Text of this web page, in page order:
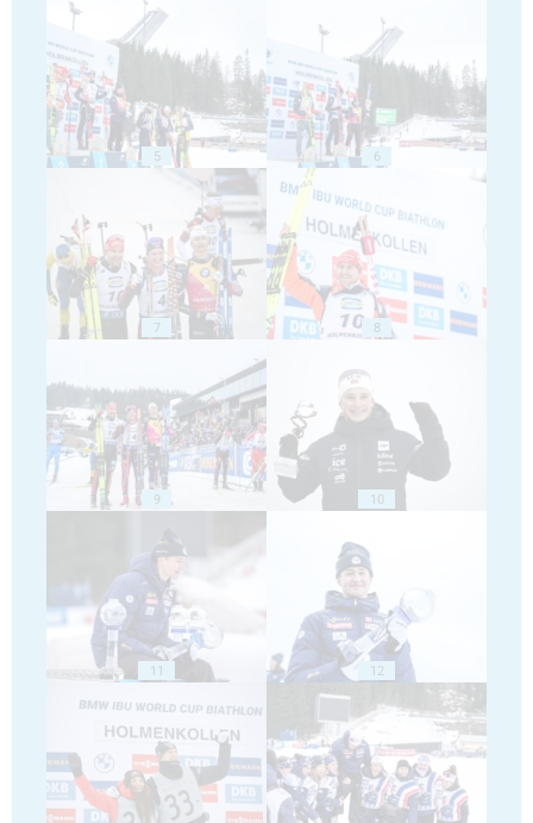
5 6
7 8
9 10
11 12